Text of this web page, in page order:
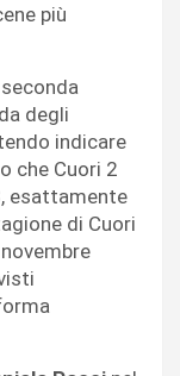
più
degli
indicare
che Cuori 2
esattamente
di Cuori